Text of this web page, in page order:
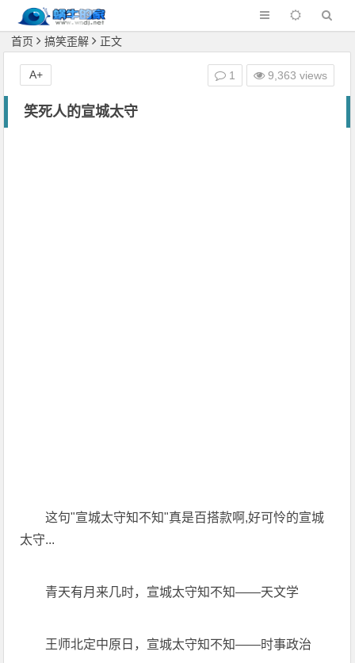
首页 搞笑歪解 正文
笑死人的宣城太守
这句"宣城太守知不知"真是百搭款啊,好可怜的宣城
太守...
青天有月来几时，宣城太守知不知——天文学
王师北定中原日，宣城太守知不知——时事政治
1 9,363 views
A+